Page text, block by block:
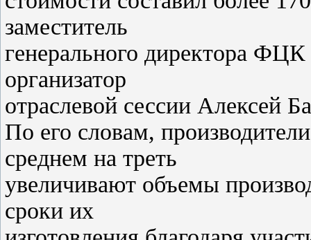
заместитель
генерального директора
организатор
отраслевой сессии Алексей
По его словам,
среднем на треть
увеличивают объемы
сроки их